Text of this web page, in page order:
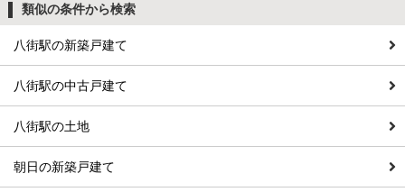
類似の条件から検索
八街駅の新築戸建て
八街駅の中古戸建て
八街駅の土地
朝日の新築戸建て